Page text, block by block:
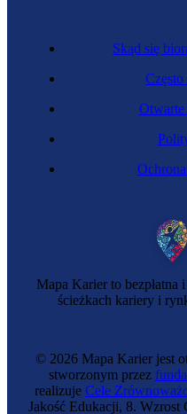
Mapa Karier to
ścieżkach kariery i
Skąd się
Często
Otwarte
© 2026 Mapa Karier jest
stworzonym przez
realizuje Cele
Jakość Edukacji, 8. Wzrost